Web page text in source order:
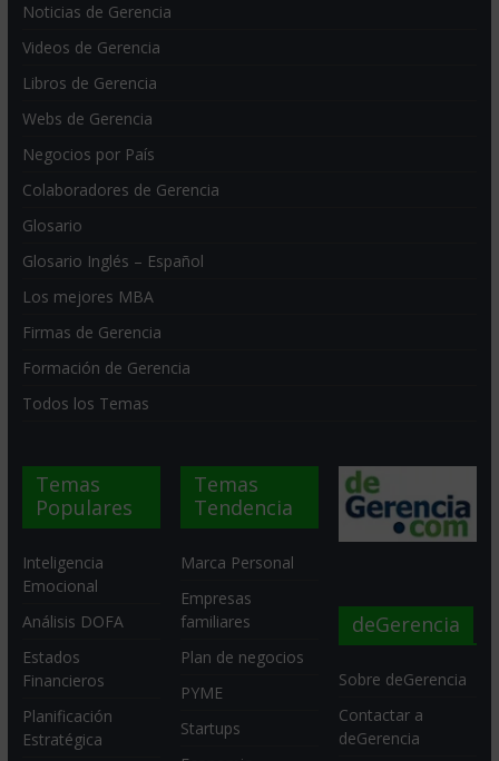
Noticias de Gerencia
Videos de Gerencia
Libros de Gerencia
Webs de Gerencia
Negocios por País
Colaboradores de Gerencia
Glosario
Glosario Inglés – Español
Los mejores MBA
Firmas de Gerencia
Formación de Gerencia
Todos los Temas
Temas
Populares
Inteligencia
Emocional
Análisis DOFA
Estados
Financieros
Planificación
Estratégica
Temas
Tendencia
Marca Personal
Empresas
familiares
Plan de negocios
PYME
Startups
deGerencia
Sobre deGerencia
Contactar a
deGerencia